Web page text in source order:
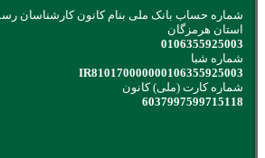
شماره حساب بانک ملی بنام کانون کارشناسان
استان هرمزگان
0106355925003
شماره شبا
IR810170000000106355925003
شماره کارت (ملی) کانون
6037997599715118